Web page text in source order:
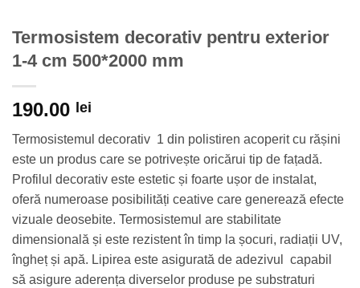
Termosistem decorativ pentru exterior
1-4 cm 500*2000 mm
190.00 lei
Termosistemul decorativ 1 din polistiren acoperit cu rășini
este un produs care se potrivește oricărui tip de fațadă.
Profilul decorativ este estetic și foarte ușor de instalat,
oferă numeroase posibilități ceative care generează efecte
vizuale deosebite. Termosistemul are stabilitate
dimensională și este rezistent în timp la șocuri, radiații UV,
îngheț și apă. Lipirea este asigurată de adezivul capabil
să asigure aderența diverselor produse pe substraturi